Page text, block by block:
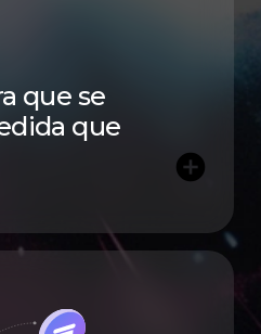
que se
que
add_circle